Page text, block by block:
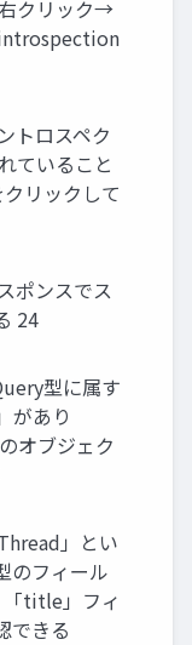
クリック→
トロスペク
ていること
リックして
ポンスでス
24
型に属す
があり
オブジェク
」とい
のフィール
「title」フィ
できる